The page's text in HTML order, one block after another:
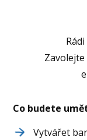
Zavolejte
Co budete
Vytvářet